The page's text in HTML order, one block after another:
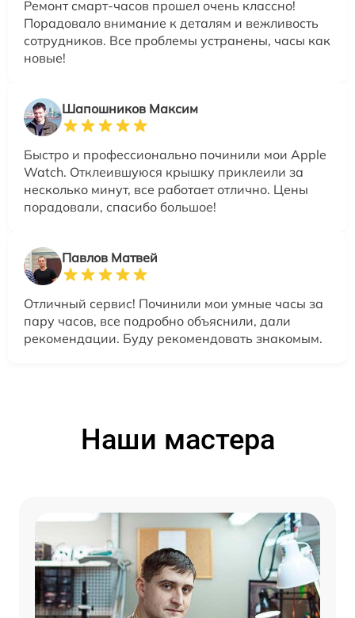
Ремонт смарт-часов прошел очень классно!
Порадовало внимание к деталям и вежливость
сотрудников. Все проблемы устранены, часы как
новые!
Шапошников Максим
Быстро и профессионально починили мои Apple
Watch. Отклеившуюся крышку приклеили за
несколько минут, все работает отлично. Цены
порадовали, спасибо большое!
Павлов Матвей
Отличный сервис! Починили мои умные часы за
пару часов, все подробно объяснили, дали
рекомендации. Буду рекомендовать знакомым.
Наши мастера